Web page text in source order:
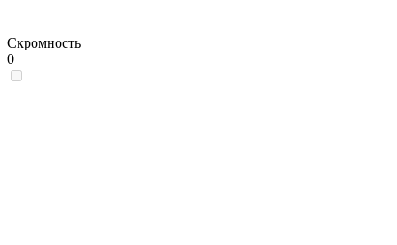
Скромность
0